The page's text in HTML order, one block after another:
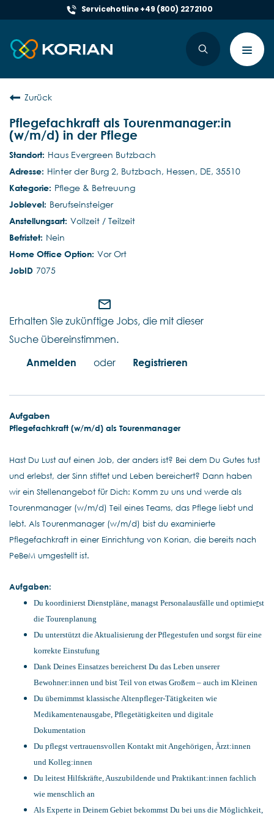
Servicehotline +49 (800) 2272100
Zurück
Pflegefachkraft als Tourenmanager:in
(w/m/d) in der Pflege
Haus Evergreen Butzbach
Hinter der Burg 2, Butzbach, Hessen, DE, 35510
Pflege & Betreuung
Berufseinsteiger
Vollzeit / Teilzeit
Nein
Vor Ort
7075
mail_outline
Erhalten Sie zukünftige Jobs, die mit dieser
Suche übereinstimmen.
Anmelden
oder Registrieren
Aufgaben
Pflegefachkraft (w/m/d) als Tourenmanager
Hast Du Lust auf einen Job, der anders ist? Bei dem Du Gutes tust
und erlebst, der Sinn stiftet und Leben bereichert? Dann haben
wir ein Stellenangebot für Dich: Komm zu uns und werde als
Tourenmanager (w/m/d) Teil eines Teams, das Pflege liebt und
lebt. Als Tourenmanager (w/m/d) bist du examinierte
Pflegefachkraft in einer Einrichtung von Korian, die bereits nach
PeBeM umgestellt ist.
Aufgaben:
Du koordinierst Dienstpläne, managst Personalausfälle und optimierst
die Tourenplanung
Du unterstützt die Aktualisierung der Pflegestufen und sorgst für eine
korrekte Einstufung
Dank Deines Einsatzes bereicherst Du das Leben unserer
Bewohner:innen und bist Teil von etwas Großem – auch im Kleinen
Du übernimmst klassische Altenpfleger-Tätigkeiten wie
Medikamentenausgabe, Pflegetätigkeiten und digitale
Dokumentation
Du pflegst vertrauensvollen Kontakt mit Angehörigen, Ärzt:innen
und Kolleg:innen
Du leitest Hilfskräfte, Auszubildende und Praktikant:innen fachlich
wie menschlich an
Als Experte in Deinem Gebiet bekommst Du bei uns die Möglichkeit,